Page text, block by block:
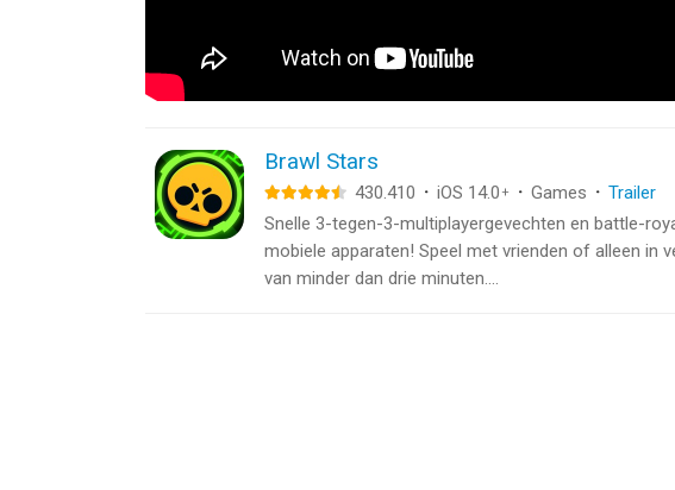
Brawl Stars
430.410 · iOS 14.0 + · Games · Trailer
Snelle 3-tegen-3-multiplayergevechten en battle-
mobiele apparaten! Speel met vrienden of alleen in
van minder dan drie minuten....